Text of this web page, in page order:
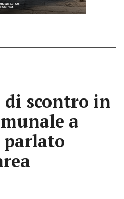
scontro in
a
parlato